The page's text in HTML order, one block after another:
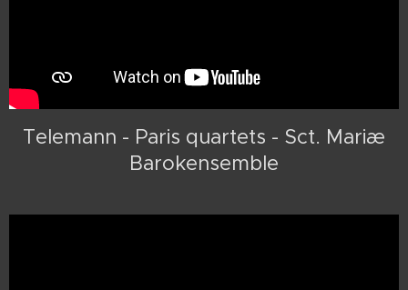
Telemann - Paris quartets - Sct. Mariæ
Barokensemble